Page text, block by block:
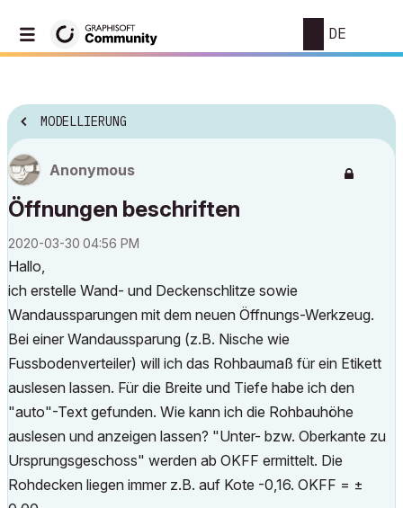
DE
MODELLIERUNG
Anonymous
Öffnungen beschriften
‎2020-03-30 04:56 PM
Hallo,
ich erstelle Wand- und Deckenschlitze sowie
Wandaussparungen mit dem neuen Öffnungs-Werkzeug.
Bei einer Wandaussparung (z.B. Nische wie
Fussbodenverteiler) will ich das Rohbaumaß für ein Etikett
auslesen lassen. Für die Breite und Tiefe habe ich den
"auto"-Text gefunden. Wie kann ich die Rohbauhöhe
auslesen und anzeigen lassen? "Unter- bzw. Oberkante zu
Ursprungsgeschoss" werden ab OKFF ermittelt. Die
Rohdecken liegen immer z.B. auf Kote -0,16. OKFF = ±